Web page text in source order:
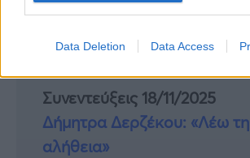
Data Deletion Data Access
Μ. Δευτέρα 14/04/2025 έως
Συνεντεύξεις 18/11/2025
Δήμητρα Δερζέκου: «Λέω
αλήθεια»